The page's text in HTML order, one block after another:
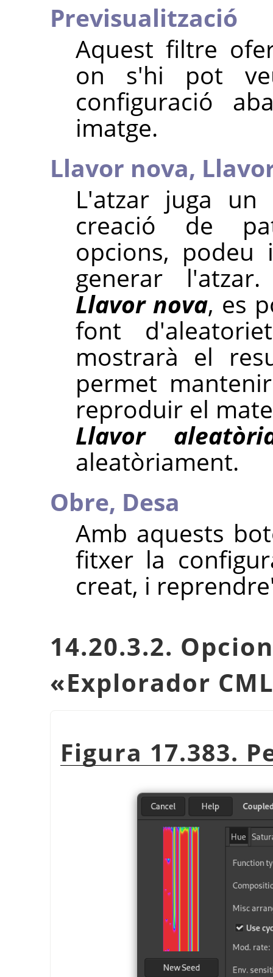
Previsualització
Aquest filtre
on s'hi pot
configuració
imatge.
Llavor nova,
L'atzar juga
creació de
opcions,
generar
Llavor nova, es
font
mostrarà el
permet
reproduir el
Llavor
aleatòriament.
Obre, Desa
Amb aquests
fitxer la
creat, i
14.20.3.2.
«Explorador
Figura 17.383.